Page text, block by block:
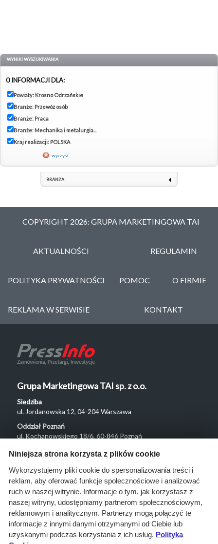
WYNIKI WYSZUKIWANIA
0 INFORMACJI DLA:
Powiaty: Krosno Odrzańskie
Branże: Przewóz osób
Branże: Praca
Branże: Mechanika i metalurgia...
Kraj realizacji: POLSKA
wyczyść
BRANŻA
COPYRIGHT 2026: GRUPA MARKETINGOWA TAI
AKTUALNOŚCI REGULAMIN
POLITYKA PRYWATNOŚCI POMOC O FIRMIE
REKLAMA W SERWISIE KONTAKT
Grupa Marketingowa TAI sp. z o.o.
Siedziba
ul. Jordanowska 12, 04-204 Warszawa
Oddział Poznań
ul. Kochanowskiego 18/6, 60-846 Poznań
Menu
O nas
Rozwiązania
Monitoring
przetargów
Raporty
przetargowe
Niniejsza strona korzysta z plików cookie
Wykorzystujemy pliki cookie do spersonalizowania treści i
reklam, aby oferować funkcje społecznościowe i analizować
ruch w naszej witrynie. Informacje o tym, jak korzystasz z
naszej witryny, udostępniamy partnerom społecznościowym,
reklamowym i analitycznym. Partnerzy mogą połączyć te
informacje z innymi danymi otrzymanymi od Ciebie lub
uzyskanymi podczas korzystania z ich usług. Polityka